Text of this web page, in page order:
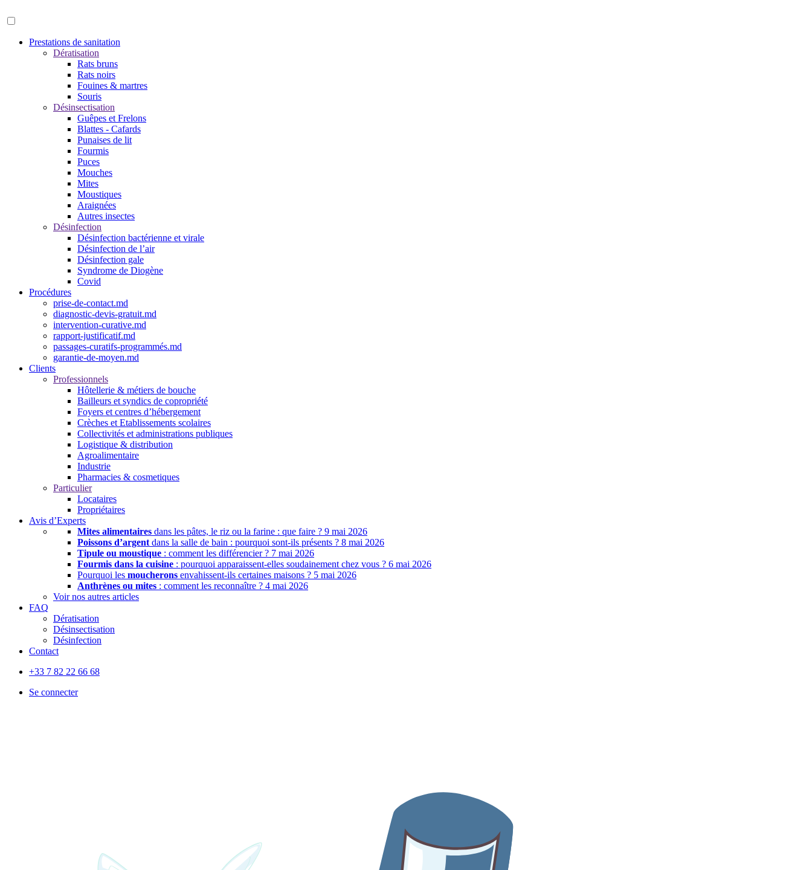
Prestations de sanitation
Dératisation
Rats bruns
Rats noirs
Fouines & martres
Souris
Désinsectisation
Guêpes et Frelons
Blattes - Cafards
Punaises de lit
Fourmis
Puces
Mouches
Mites
Moustiques
Araignées
Autres insectes
Désinfection
Désinfection bactérienne et virale
Désinfection de l’air
Désinfection gale
Syndrome de Diogène
Covid
Procédures
prise-de-contact.md
diagnostic-devis-gratuit.md
intervention-curative.md
rapport-justificatif.md
passages-curatifs-programmés.md
garantie-de-moyen.md
Clients
Professionnels
Hôtellerie & métiers de bouche
Bailleurs et syndics de copropriété
Foyers et centres d’hébergement
Crèches et Etablissements scolaires
Collectivités et administrations publiques
Logistique & distribution
Agroalimentaire
Industrie
Pharmacies & cosmetiques
Particulier
Locataires
Propriétaires
Avis d’Experts
Mites alimentaires dans les pâtes, le riz ou la farine : que faire ? 9 mai 2026
Poissons d’argent dans la salle de bain : pourquoi sont-ils présents ? 8 mai 2026
Tipule ou moustique : comment les différencier ? 7 mai 2026
Fourmis dans la cuisine : pourquoi apparaissent-elles soudainement chez vous ? 6 mai 2026
Pourquoi les moucherons envahissent-ils certaines maisons ? 5 mai 2026
Anthrènes ou mites : comment les reconnaître ? 4 mai 2026
Voir nos autres articles
FAQ
Dératisation
Désinsectisation
Désinfection
Contact
+33 7 82 22 66 68
Se connecter